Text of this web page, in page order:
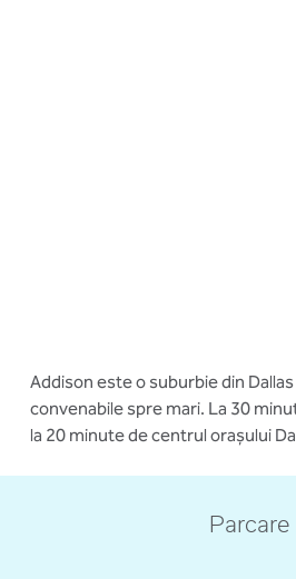
Addison este o suburbie din
convenabile spre mari. La 30
la 20 minute de centrul orașului
Parcare